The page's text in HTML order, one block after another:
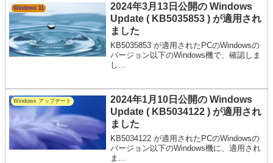
Windows 11
2024年3月13日公開の Windows
Update ( KB5035853 ) が適用され
ました
KB5035853 が適用されたPCのWindowsの
バージョン以下のWindows機で、確認しま
し...
Windows アップデート
2024年1月10日公開の Windows
Update ( KB5034122 ) が適用され
ました
KB5034122 が適用されたPCのWindowsの
バージョン以下のWindows機に、適用され
ま...